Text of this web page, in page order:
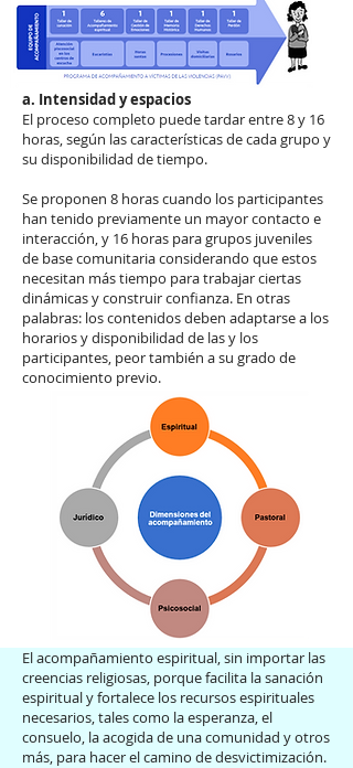
a. Intensidad y espacios
El proceso completo puede tardar entre 8 y 16
horas,según las características de cada grupo y
su disponibilidad de tiempo.
Se proponen 8 horas cuando los participantes
han tenido previamente un mayor contacto e
interacción, y 16 horas para grupos juveniles
de base comunitaria considerando que estos
necesitan más tiempo para trabajar ciertas
dinámicas y construir confianza. En otras
palabras: los contenidos deben adaptarse a los
horarios y disponibilidad de las y los
participantes, peor también a su grado de
conocimiento previo.
El acompañamiento espiritual, sin importar las
creencias religiosas, porque facilita la sanación
espiritual y fortalece los recursos espirituales
necesarios, tales como la esperanza, el
consuelo, la acogida de una comunidad y otros
más, para hacer el camino de desvictimización.